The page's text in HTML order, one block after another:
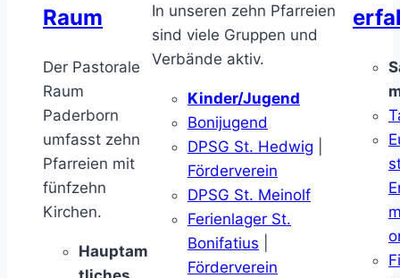
Raum
Der Pastorale
Raum
Paderborn
umfasst zehn
Pfarreien mit
fünfzehn
Kirchen.
Hauptam
In unseren zehn Pfarreien
sind viele Gruppen und
Verbände aktiv.
Kinder/Jugend
Bonijugend
DPSG St. Hedwig
Förderverein
DPSG St. Meinolf
Ferienlager St.
Bonifatius
Förderverein